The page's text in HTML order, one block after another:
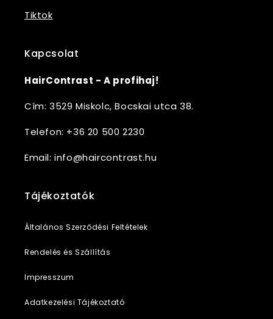
Tiktok
Kapcsolat
HairContrast - A profihaj!
Cím: 3529 Miskolc, Bocskai utca 38.
Telefon: +36 20 500 2230
Email: info@haircontrast.hu
Tájékoztatók
Általános Szerződési Feltételek
Rendelés és Szállítás
Impresszum
Adatkezelési Tájékoztató